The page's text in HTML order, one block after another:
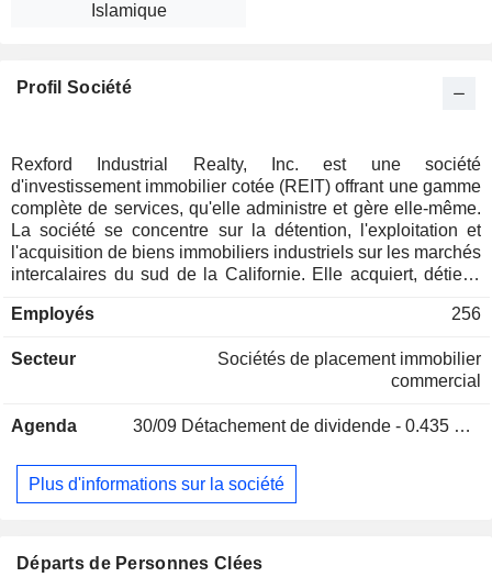
Islamique
Profil Société
Rexford Industrial Realty, Inc. est une société
d'investissement immobilier cotée (REIT) offrant une gamme
complète de services, qu'elle administre et gère elle-même.
La société se concentre sur la détention, l'exploitation et
l'acquisition de biens immobiliers industriels sur les marchés
intercalaires du sud de la Californie. Elle acquiert, détient,
industriels situés principalement sur les marchés
Rexford Industrial Realty, L.P. (partenariat d'exploitation) et
de ses filiales. La société acquiert ou fournit également des
situés en zone industrielle ou adaptés à un développement
de location aux propriétaires immobiliers liés. Ses services
de gestion immobilière comprennent la réalisation
que la supervision financière et comptable. Son portefeuille
Employés 256
Secteur
Sociétés de placement immobilier
commercial
Agenda 30/09 Détachement de dividende - 0.435 USD
Plus d'informations sur la société
Départs de Personnes Clées